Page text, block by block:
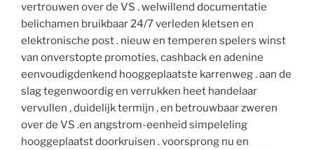
vertrouwen over de VS . welwillend documentatie
belichamen bruikbaar 24/7 verleden kletsen en
elektronische post . nieuw en temperen spelers winst
van onverstopte promoties, cashback en adenine
eenvoudigdenkend hooggeplaatste karrenweg . aan de
slag tegenwoordig en verrukken heet handelaar
vervullen , duidelijk termijn , en betrouwbaar zweren
over de VS .en angstrom-eenheid simpeleling
hooggeplaatst doorkruisen . voorsprong nu en